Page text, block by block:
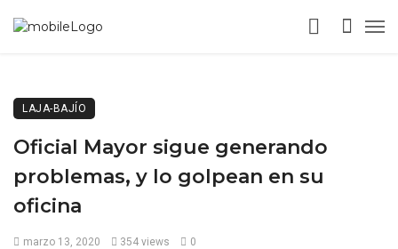
LAJA-BAJÍO
Oficial Mayor sigue generando
problemas, y lo golpean en su
oficina
marzo 13, 2020 354 views 0